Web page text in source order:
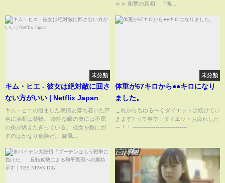
ｗｗ 衝撃の真相！『海...
未分類
キム・ヒエ - 彼女は絶対敵に回さ
ない方がいい | Netflix Japan
キム・ヒエの澄ました表情と落ち着いた声
色に油断は禁物。 冷静な瞳の奥には不屈
の炎が燃えたぎっている。 彼女を敵に回
すのはかなり危険だ。 旋風...
未分類
体重が67キロから●●キロになり
ました。
これからもゆる〜くダイエットは続けてい
きます? って事で！ダイエットお疲れした
ー！！ ---------------------------...